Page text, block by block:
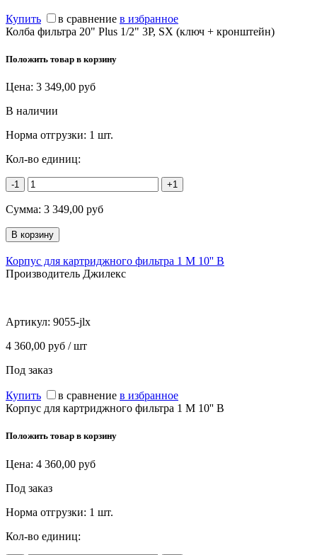
Купить в сравнение в избранное
Колба фильтра 20" Plus 1/2" 3P, SX (ключ + кронштейн)
Положить товар в корзину
Цена: 3 349,00 руб
В наличии
Норма отгрузки: 1 шт.
Кол-во единиц:
-1 +1
Сумма: 3 349,00 руб
Корпус для картриджного фильтра 1 М 10'' B
Производитель Джилекс
Артикул: 9055-jlx
4 360,00 руб / шт
Под заказ
Купить в сравнение в избранное
Корпус для картриджного фильтра 1 М 10'' B
Положить товар в корзину
Цена: 4 360,00 руб
Под заказ
Норма отгрузки: 1 шт.
Кол-во единиц: